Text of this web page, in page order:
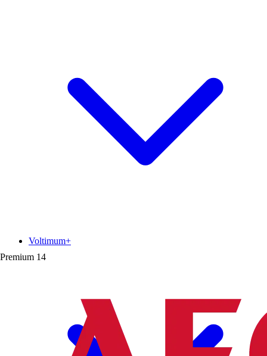
Premium 14
Voltimum+